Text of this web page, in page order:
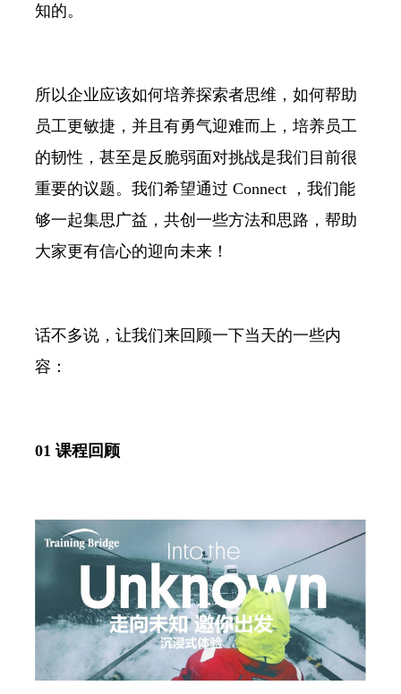
知的。
所以企业应该如何培养探索者思维，如何帮助
员工更敏捷，并且有勇气迎难而上，培养员工
的韧性，甚至是反脆弱面对挑战是我们目前很
重要的议题。我们希望通过 Connect ，我们能
够一起集思广益，共创一些方法和思路，帮助
大家更有信心的迎向未来！
话不多说，让我们来回顾一下当天的一些内
容：
01 课程回顾